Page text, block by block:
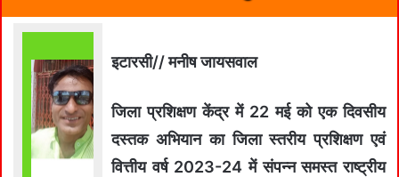
इटारसी// मनीष जायसवाल
जिला प्रशिक्षण केंद्र में 22 मई को एक दिवसीय
दस्तक अभियान का जिला स्तरीय प्रशिक्षण एवं
वित्तीय वर्ष 2023-24 में संपन्न समस्त राष्ट्रीय